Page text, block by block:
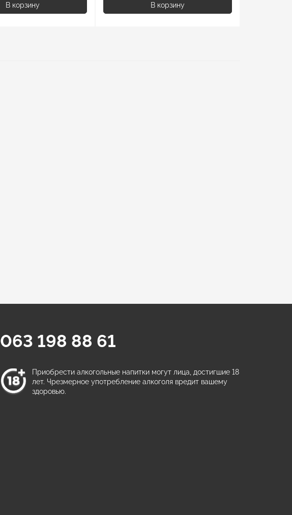
В корзину В корзину
063 198 88 61
Приобрести алкогольные напитки могут лица, достигшие 18
лет. Чрезмерное употребление алкоголя вредит вашему
здоровью.